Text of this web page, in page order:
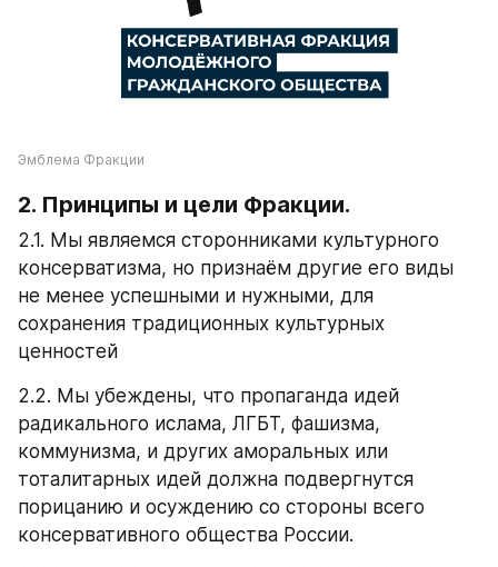
Эмблема Фракции
2. Принципы и цели Фракции.
2.1. Мы являемся сторонниками культурного
консерватизма, но признаём другие его виды
не менее успешными и нужными, для
сохранения традиционных культурных
ценностей
2.2. Мы убеждены, что пропаганда идей
радикального ислама, ЛГБТ, фашизма,
коммунизма, и других аморальных или
тоталитарных идей должна подвергнутся
порицанию и осуждению со стороны всего
консервативного общества России.